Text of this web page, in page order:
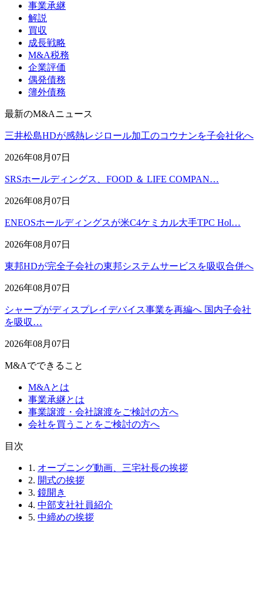
事業承継
解説
買収
成長戦略
M&A税務
企業評価
偶発債務
簿外債務
最新のM&Aニュース
三井松島HDが感熱レジロール加工のコウナンを子会社化へ
2026年08月07日
SRSホールディングス、FOOD ＆ LIFE COMPAN…
2026年08月07日
ENEOSホールディングスが米C4ケミカル大手TPC Hol…
2026年08月07日
東邦HDが完全子会社の東邦システムサービスを吸収合併へ
2026年08月07日
シャープがディスプレイデバイス事業を再編へ 国内子会社
を吸収…
2026年08月07日
M&Aでできること
M&Aとは
事業承継とは
事業譲渡・会社譲渡をご検討の方へ
会社を買うことをご検討の方へ
⽬次
1. オープニング動画、三宅社長の挨拶
2. 開式の挨拶
3. 鏡開き
4. 中部支社社員紹介
5. 中締めの挨拶